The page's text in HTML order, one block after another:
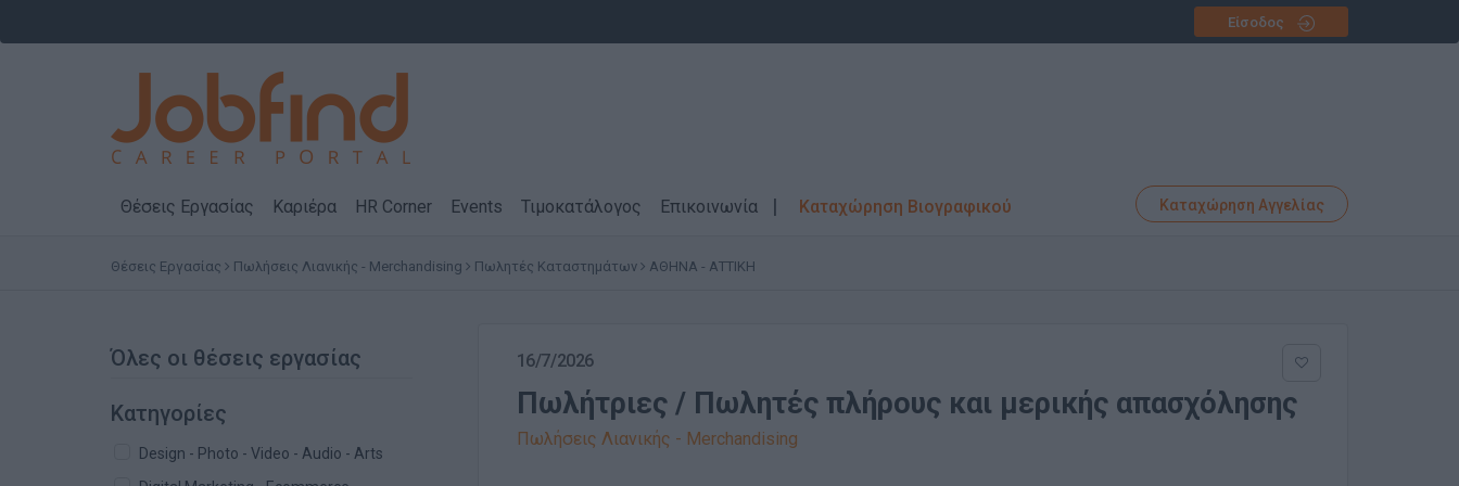
Είσοδος
Θέσεις Εργασίας Καριέρα HR Corner Events Τιμοκατάλογος Επικοινωνία Καταχώρηση Βιογραφικού Καταχώρηση Αγγελίας
Θέσεις Εργασίας Πωλήσεις Λιανικής - Merchandising Πωλητές Καταστημάτων ΑΘΗΝΑ - ΑΤΤΙΚΗ
Όλες οι θέσεις εργασίας
Κατηγορίες
Design - Photo - Video - Audio - Arts
16/7/2026
Πωλήτριες / Πωλητές πλήρους και μερικής απασχόλησης
Πωλήσεις Λιανικής - Merchandising